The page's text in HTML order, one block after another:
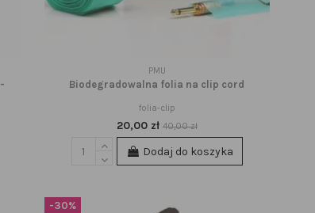
PMU
Biodegradowalna folia na clip cord
folia-clip
20,00 zł 40,00 zł
Dodaj do koszyka
-30%